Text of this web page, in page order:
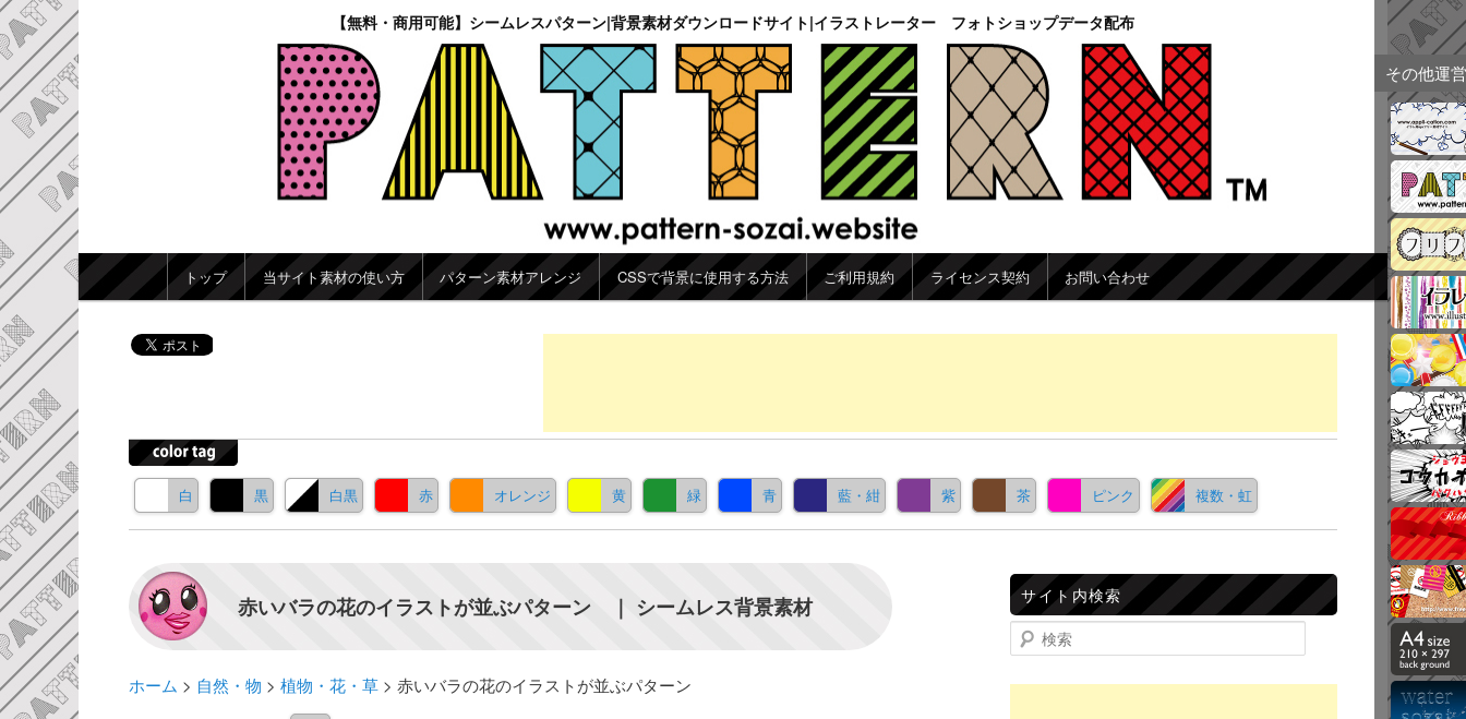
【無料・商用可能】シームレスパターン|背景素材ダウンロードサイト|イラストレーター フォトショップデータ配布
メインメニュー
メインコンテンツへ移動
サブコンテンツへ移動
トップ 当サイト素材の使い方 パターン素材アレンジ CSSで背景に使用する方法 ご利用規約 ライセンス契約 お問い合わせ
白 黒 白黒 赤 オレンジ 黄 緑 青 藍・紺 紫 茶 ピンク 複数・虹
赤いバラの花のイラストが並ぶパターン ｜ シームレス背景素材
ホーム > 自然・物 > 植物・花・草> 赤いバラの花のイラストが並ぶパターン
サイト内検索
検索
その他運